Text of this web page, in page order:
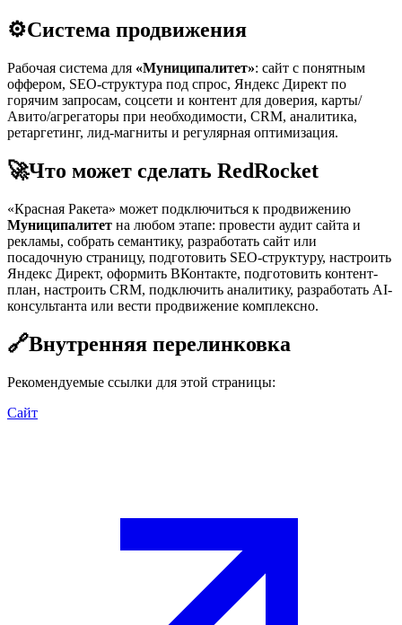
⚙️Система продвижения
Рабочая система для «Муниципалитет»: сайт с понятным
оффером, SEO-структура под спрос, Яндекс Директ по
горячим запросам, соцсети и контент для доверия, карты/
Авито/агрегаторы при необходимости, CRM, аналитика,
ретаргетинг, лид-магниты и регулярная оптимизация.
🚀Что может сделать RedRocket
«Красная Ракета» может подключиться к продвижению
Муниципалитет на любом этапе: провести аудит сайта и
рекламы, собрать семантику, разработать сайт или
посадочную страницу, подготовить SEO-структуру, настроить
Яндекс Директ, оформить ВКонтакте, подготовить контент-
план, настроить CRM, подключить аналитику, разработать AI-
консультанта или вести продвижение комплексно.
🔗Внутренняя перелинковка
Рекомендуемые ссылки для этой страницы:
Сайт